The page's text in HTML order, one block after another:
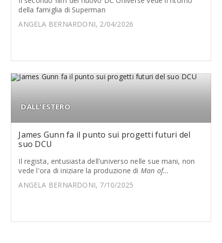
della famiglia di Superman
ANGELA BERNARDONI, 2/04/2026
DALL'ESTERO
James Gunn fa il punto sui progetti futuri del
suo DCU
Il regista, entusiasta dell'universo nelle sue mani, non
vede l'ora di iniziare la produzione di Man of...
ANGELA BERNARDONI, 7/10/2025